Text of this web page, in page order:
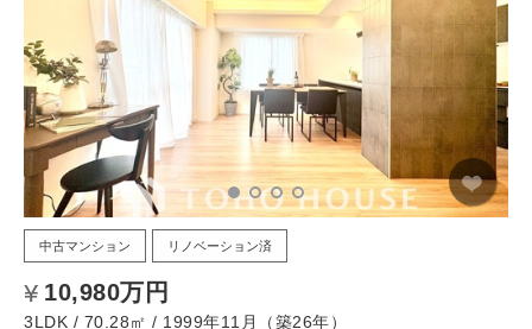
中古マンション リノベーション済
10,980万円
3LDK / 70.28㎡ / 1999年11月（築26年）